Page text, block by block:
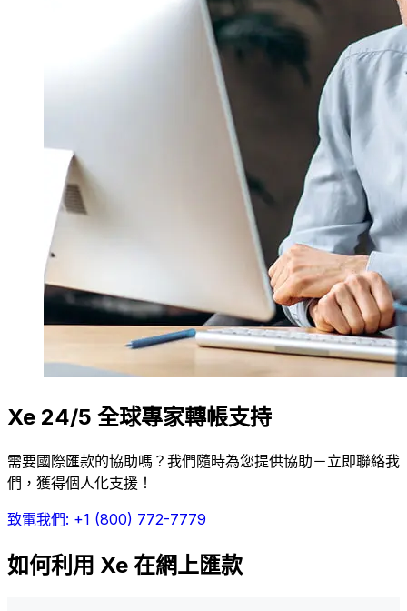
Xe 24/5 全球專家轉帳支持
需要國際匯款的協助嗎？我們隨時為您提供協助－立即聯絡我
們，獲得個人化支援！
致電我們: +1 (800) 772-7779
如何利用 Xe 在網上匯款